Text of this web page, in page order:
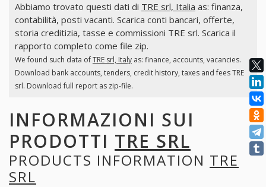
Abbiamo trovato questi dati di TRE srl, Italia as: finanza,
contabilità, posti vacanti. Scarica conti bancari, offerte,
storia creditizia, tasse e commissioni TRE srl. Scarica il
rapporto completo come file zip.
We found such data ofTRE srl, Italyas: finance, accounts, vacancies.
Download bank accounts, tenders, credit history, taxes and fees TRE
srl. Download full report as zip-file.
INFORMAZIONI SUI
PRODOTTI TRE SRL
PRODUCTS INFORMATION TRE
SRL